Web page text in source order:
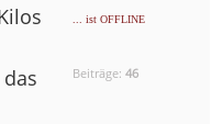
... ist OFFLINE
Beiträge:46